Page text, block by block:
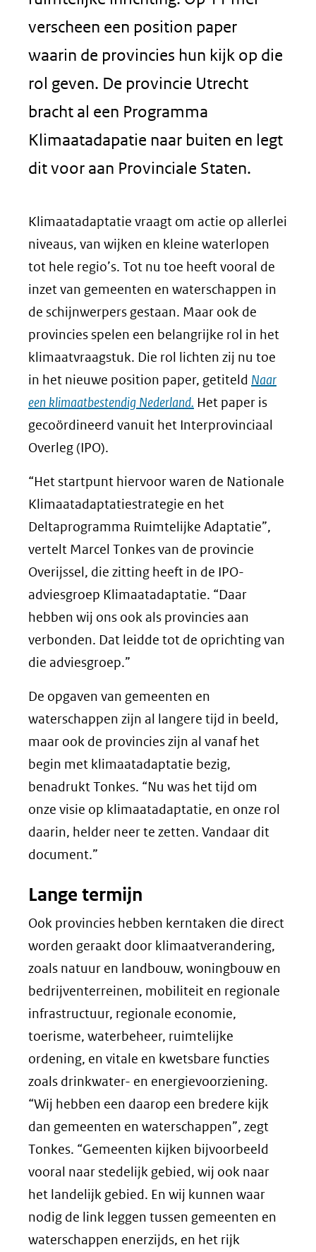
verscheen een position paper
waarin de provincies hun kijk op die
rol geven. De provincie Utrecht
bracht al een Programma
Klimaatadapatie naar buiten en legt
dit voor aan Provinciale Staten.
Klimaatadaptatie vraagt om actie op allerlei
niveaus, van wijken en kleine waterlopen
tot hele regio’s. Tot nu toe heeft vooral de
inzet van gemeenten en waterschappen in
de schijnwerpers gestaan. Maar ook de
provincies spelen een belangrijke rol in het
klimaatvraagstuk. Die rol lichten zij nu toe
in het nieuwe position paper, getiteld Naar
een klimaatbestendig Nederland. Het paper is
gecoördineerd vanuit het Interprovinciaal
Overleg (IPO).
“Het startpunt hiervoor waren de Nationale
Klimaatadaptatiestrategie en het
Deltaprogramma Ruimtelijke Adaptatie”,
vertelt Marcel Tonkes van de provincie
Overijssel, die zitting heeft in de IPO-
adviesgroep Klimaatadaptatie. “Daar
hebben wij ons ook als provincies aan
verbonden. Dat leidde tot de oprichting van
die adviesgroep.”
De opgaven van gemeenten en
waterschappen zijn al langere tijd in beeld,
maar ook de provincies zijn al vanaf het
begin met klimaatadaptatie bezig,
benadrukt Tonkes. “Nu was het tijd om
onze visie op klimaatadaptatie, en onze rol
daarin, helder neer te zetten. Vandaar dit
document.”
Lange termijn
Ook provincies hebben kerntaken die direct
worden geraakt door klimaatverandering,
zoals natuur en landbouw, woningbouw en
bedrijventerreinen, mobiliteit en regionale
infrastructuur, regionale economie,
toerisme, waterbeheer, ruimtelijke
ordening, en vitale en kwetsbare functies
zoals drinkwater- en energievoorziening.
“Wij hebben een daarop een bredere kijk
dan gemeenten en waterschappen”, zegt
Tonkes. “Gemeenten kijken bijvoorbeeld
vooral naar stedelijk gebied, wij ook naar
het landelijk gebied. En wij kunnen waar
nodig de link leggen tussen gemeenten en
waterschappen enerzijds, en het rijk